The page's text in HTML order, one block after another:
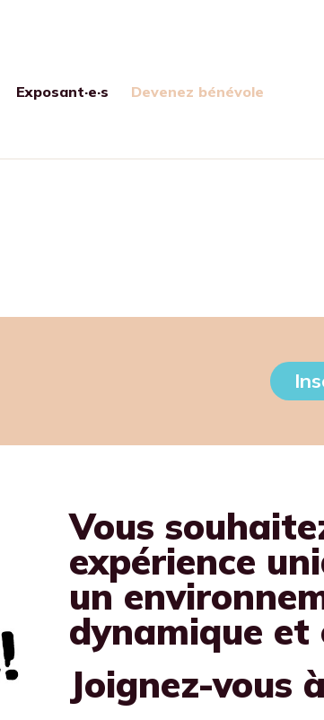
Exposant·e·s Devenez bénévole
Vous
expérience
un
dynamique et
Joignez-vous